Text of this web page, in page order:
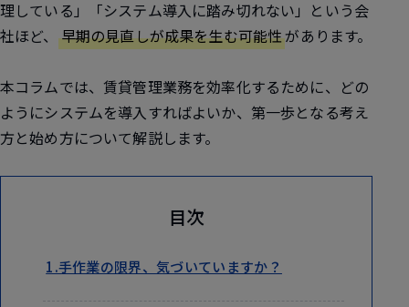
理している」「システム導入に踏み切れない」という会
社ほど、
早期の見直しが成果を生む可能性があります。
本コラムでは、賃貸管理業務を効率化するために、どの
ようにシステムを導入すればよいか、第一歩となる考え
方と始め方について解説します。
目次
1.手作業の限界、気づいていますか？